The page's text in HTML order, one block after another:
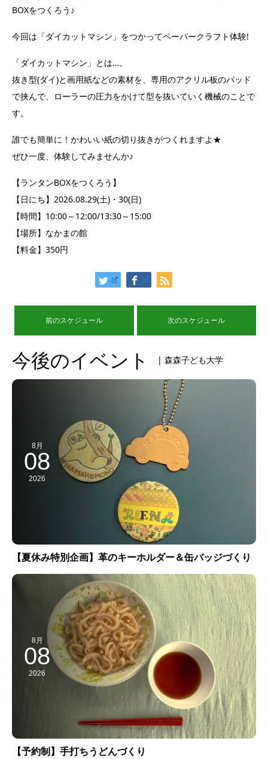
BOXをつくろう♪
今回は「ダイカットマシン」をつかってペーパークラフト体験!
「ダイカットマシン」とは…。
抜き型(ダイ)と画用紙などの素材を、専用のアクリル板のパッド
で挟んで、ローラーの圧力をかけて型を抜いていく機械のことで
す。
誰でも簡単に！かわいい紙の切り抜きがつくれますよ★
ぜひ一度、体験してみませんか♪
【ランタンBOXをつくろう】
【日にち】2026.08.29(土)・30(日)
【時間】10:00～12:00/13:30～15:00
【場所】なかまの館
【料金】350円
前のスケジュール 次のスケジュール
今後のイベント | 森森子ども大学
8月
08
2026
【夏休み特別企画】革のキーホルダー＆缶バッジづくり
8月
08
2026
【予約制】手打ちうどんづくり